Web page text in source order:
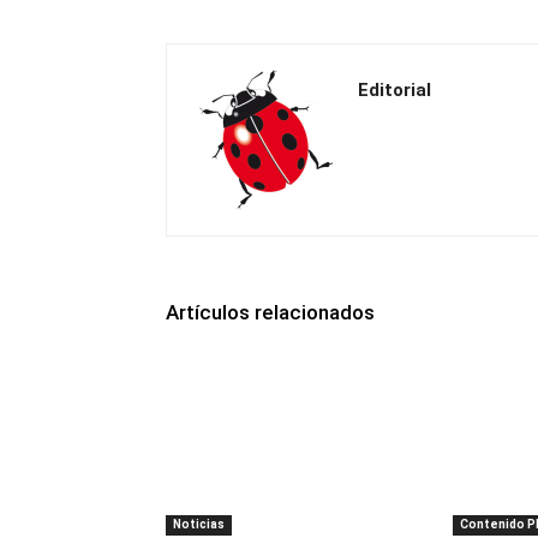
Editorial
Artículos relacionados
Noticias Contenido